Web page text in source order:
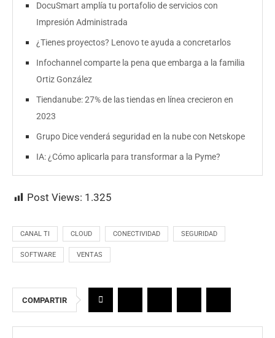
DocuSmart amplía tu portafolio de servicios con
Impresión Administrada
¿Tienes proyectos? Lenovo te ayuda a concretarlos
Infochannel comparte la pena que embarga a la familia
Ortiz González
Tiendanube: 27% de las tiendas en línea crecieron en
2023
Grupo Dice venderá seguridad en la nube con Netskope
IA: ¿Cómo aplicarla para transformar a la Pyme?
Post Views: 1.325
CANAL TI CLOUD CONECTIVIDAD SEGURIDAD
SOFTWARE VENTAS
COMPARTIR